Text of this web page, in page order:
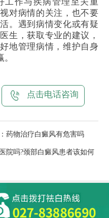
对病情的关注，也不要
。遇到病情变化或有疑
生，获取专业的建议，
地管理病情，维护自身
点击电话咨询
药物治疗白癜风有危害吗
院吗?颈部白癜风患者该如何